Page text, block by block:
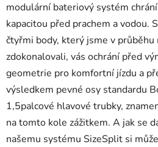
modulární bateriový systém
kapacitou před prachem a vodou.
čtyřmi body, který jsme v
zdokonalovali, vás ochrání před
geometrie pro komfortní jízdu a
výsledkem pevné osy standardu
1,5palcové hlavové trubky,
na tomto kole zážitkem. A jak se
našemu systému SizeSplit si